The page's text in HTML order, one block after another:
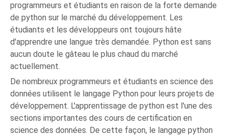
programmeurs et étudiants en raison de la forte demande
de python sur le marché du développement. Les
étudiants et les développeurs ont toujours hâte
d'apprendre une langue très demandée. Python est sans
aucun doute le gâteau le plus chaud du marché
actuellement.
De nombreux programmeurs et étudiants en science des
données utilisent le langage Python pour leurs projets de
développement. L'apprentissage de python est l'une des
sections importantes des cours de certification en
science des données. De cette façon, le langage python